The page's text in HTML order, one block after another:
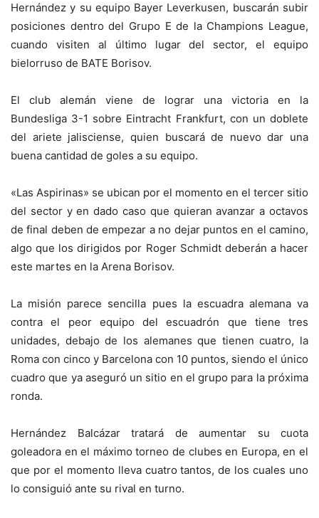
Hernández y su equipo Bayer Leverkusen, buscarán subir
posiciones dentro del Grupo E de la Champions League,
cuando visiten al último lugar del sector, el equipo
bielorruso de BATE Borisov.
El club alemán viene de lograr una victoria en la
Bundesliga 3-1 sobre Eintracht Frankfurt, con un doblete
del ariete jalisciense, quien buscará de nuevo dar una
buena cantidad de goles a su equipo.
«Las Aspirinas» se ubican por el momento en el tercer sitio
del sector y en dado caso que quieran avanzar a octavos
de final deben de empezar a no dejar puntos en el camino,
algo que los dirigidos por Roger Schmidt deberán a hacer
este martes en la Arena Borisov.
La misión parece sencilla pues la escuadra alemana va
contra el peor equipo del escuadrón que tiene tres
unidades, debajo de los alemanes que tienen cuatro, la
Roma con cinco y Barcelona con 10 puntos, siendo el único
cuadro que ya aseguró un sitio en el grupo para la próxima
ronda.
Hernández Balcázar tratará de aumentar su cuota
goleadora en el máximo torneo de clubes en Europa, en el
que por el momento lleva cuatro tantos, de los cuales uno
lo consiguió ante su rival en turno.